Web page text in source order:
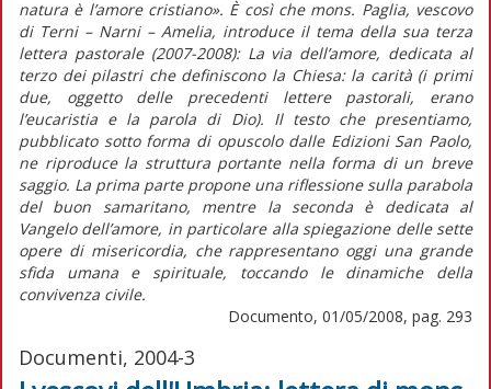
natura è l’amore cristiano». È così che mons. Paglia, vescovo
di Terni – Narni – Amelia, introduce il tema della sua terza
lettera pastorale (2007-2008): La via dell’amore, dedicata al
terzo dei pilastri che definiscono la Chiesa: la carità (i primi
due, oggetto delle precedenti lettere pastorali, erano
l’eucaristia e la parola di Dio). Il testo che presentiamo,
pubblicato sotto forma di opuscolo dalle Edizioni San Paolo,
ne riproduce la struttura portante nella forma di un breve
saggio. La prima parte propone una riflessione sulla parabola
del buon samaritano, mentre la seconda è dedicata al
Vangelo dell’amore, in particolare alla spiegazione delle sette
opere di misericordia, che rappresentano oggi una grande
sfida umana e spirituale, toccando le dinamiche della
convivenza civile.
Documento, 01/05/2008, pag. 293
Documenti, 2004-3